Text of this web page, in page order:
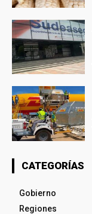
CATEGORÍAS
Gobierno
Regiones